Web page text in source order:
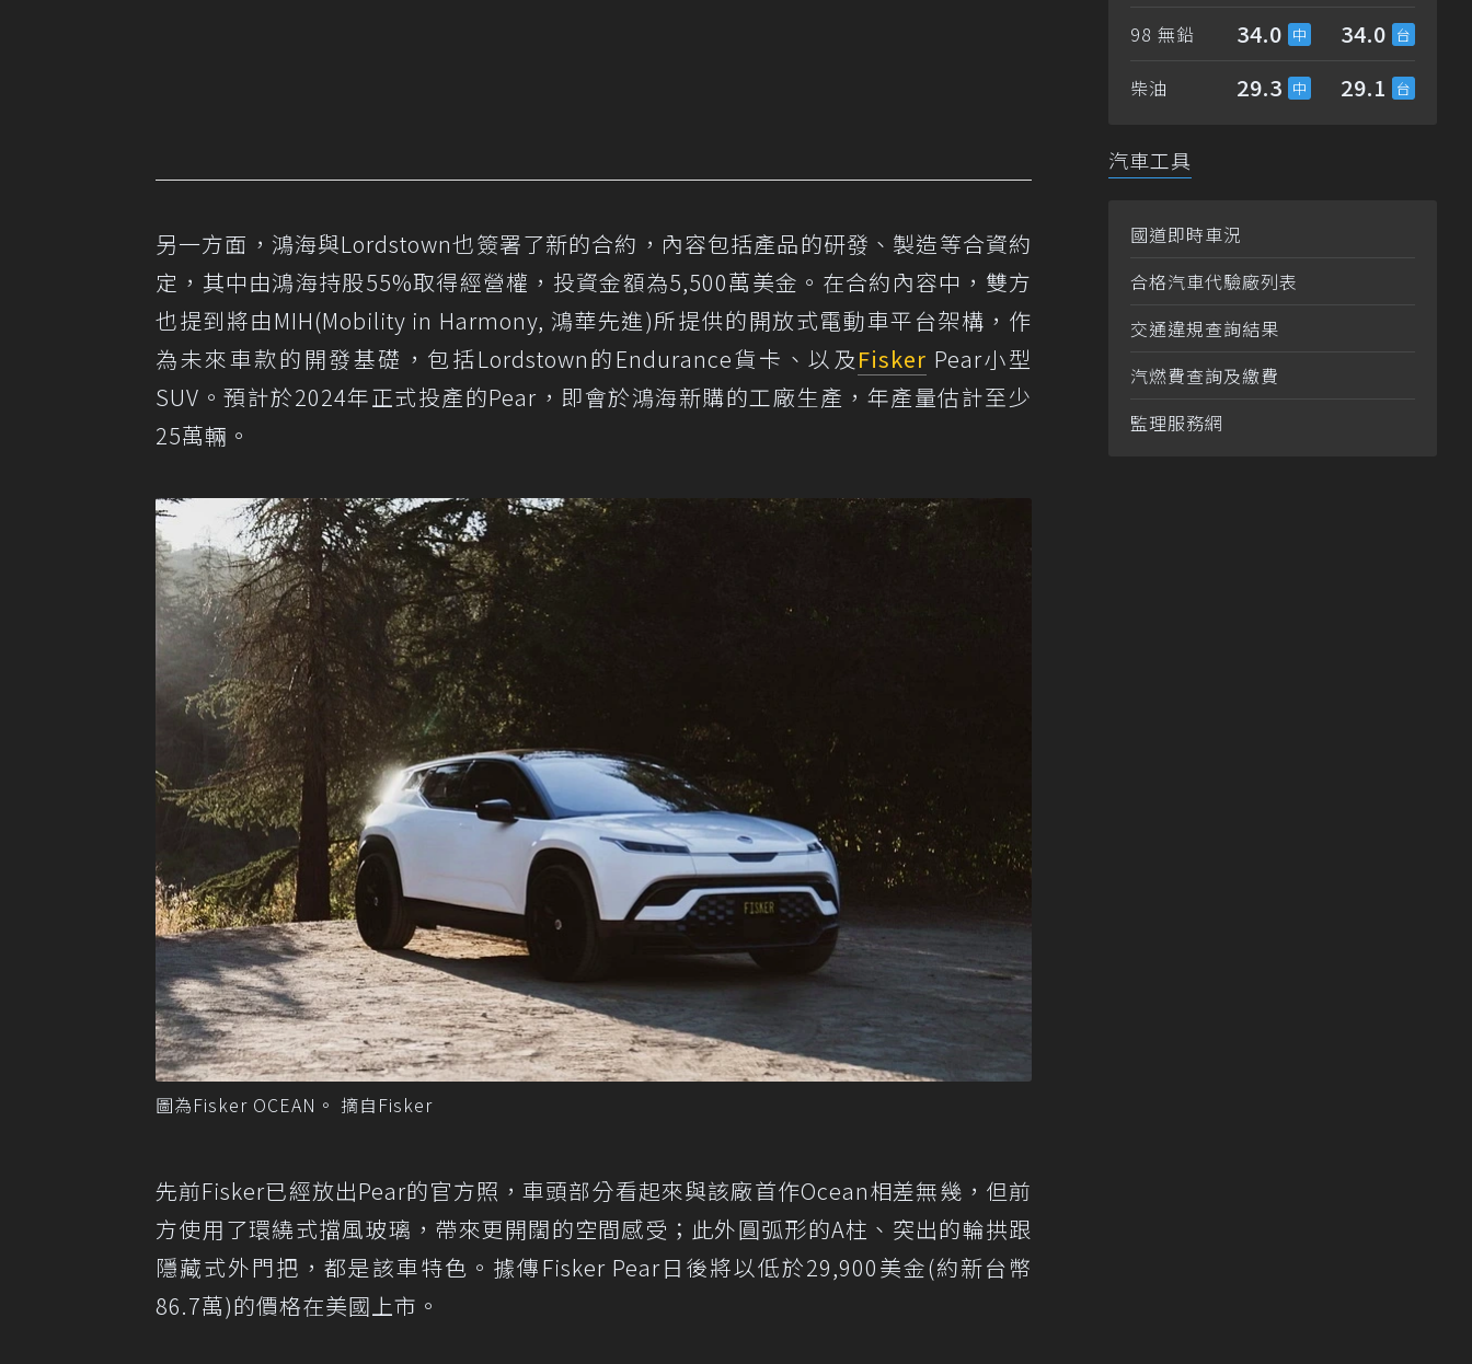
另一方面，鴻海與Lordstown也簽署了新的合約，內容包括產品的研發、製造等合資約
定，其中由鴻海持股55%取得經營權，投資金額為5,500萬美金。在合約內容中，雙方
也提到將由MIH(Mobility in Harmony, 鴻華先進)所提供的開放式電動車平台架構，作
為未來車款的開發基礎，包括Lordstown的Endurance貨卡、以及Fisker Pear小型
SUV。預計於2024年正式投產的Pear，即會於鴻海新購的工廠生產，年產量估計至少
25萬輛。
圖為Fisker OCEAN。 摘自Fisker
先前Fisker已經放出Pear的官方照，車頭部分看起來與該廠首作Ocean相差無幾，但前
方使用了環繞式擋風玻璃，帶來更開闊的空間感受；此外圓弧形的A柱、突出的輪拱跟
隱藏式外門把，都是該車特色。據傳Fisker Pear日後將以低於29,900美金(約新台幣
86.7萬)的價格在美國上市。
98 無鉛 34.0 34.0
柴油 29.3 29.1
汽車工具
國道即時車況
合格汽車代驗廠列表
交通違規查詢結果
汽燃費查詢及繳費
監理服務網